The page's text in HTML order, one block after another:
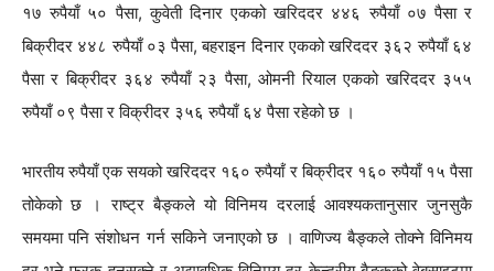
१७ रुपैयाँ ५० पैसा, कुवेती दिनार एकको खरिददर ४४६ रुपैयाँ ०७ पैसा र
बिक्रीदर ४४८ रुपैयाँ ०३ पैसा, बहराइन दिनार एकको खरिददर ३६२ रुपैयाँ ६४
पैसा र बिक्रीदर ३६४ रुपैयाँ २३ पैसा, ओमनी रियाल एकको खरिददर ३५५
रुपैयाँ ०९ पैसा र विक्रीदर ३५६ रुपैयाँ ६४ पैसा रहेको छ ।
भारतीय रुपैयाँ एक सयको खरिददर १६० रुपैयाँ र बिक्रीदर १६० रुपैयाँ १५ पैसा
तोकेको छ । राष्ट्र बैङ्कले यो विनिमय दरलाई आवश्यकतानुसार जुनसुकै
समयमा पनि संशोधन गर्न सकिने जनाएको छ । वाणिज्य बैङ्कले तोक्ने विनिमय